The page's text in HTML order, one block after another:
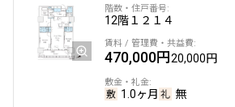
築年数
指定なし
新築
10年以内
12階１２１４
470,000円20,000円
1.0ヶ月 無